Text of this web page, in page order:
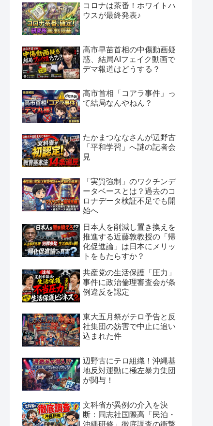
コロナは茶番！ホワイトハ
ウスが最終発表♪
高市早苗首相の中傷動画疑
惑、結局AIフェイク動画で
デマ報道はどうする？
高市首相「コアラ事件」っ
て結局なんやねん？
たかまつななさんが辺野古
「平和学習」へ謎の記者会
見
「実質強制」のワクチンデ
ータベースとは？過去のコ
ロナデータ検証不足でも開
始へ
日本人を削減し置き換えを
推進する近藤敦教授の「帰
化促進論」は日本にメリッ
トをもたらすか？
共産党の生活保護「圧力」
事件に政治倫理審査会が条
例違反を認定
東大五月祭がテロ予告と反
社集団の妨害で中止に追い
込まれた件
辺野古にテロ組織！沖縄基
地反対運動に極左暴力集団
が関与！
文科省が異例の介入を決
断：同志社国際高「民泊・
沖縄研修」徹底調査の衝撃